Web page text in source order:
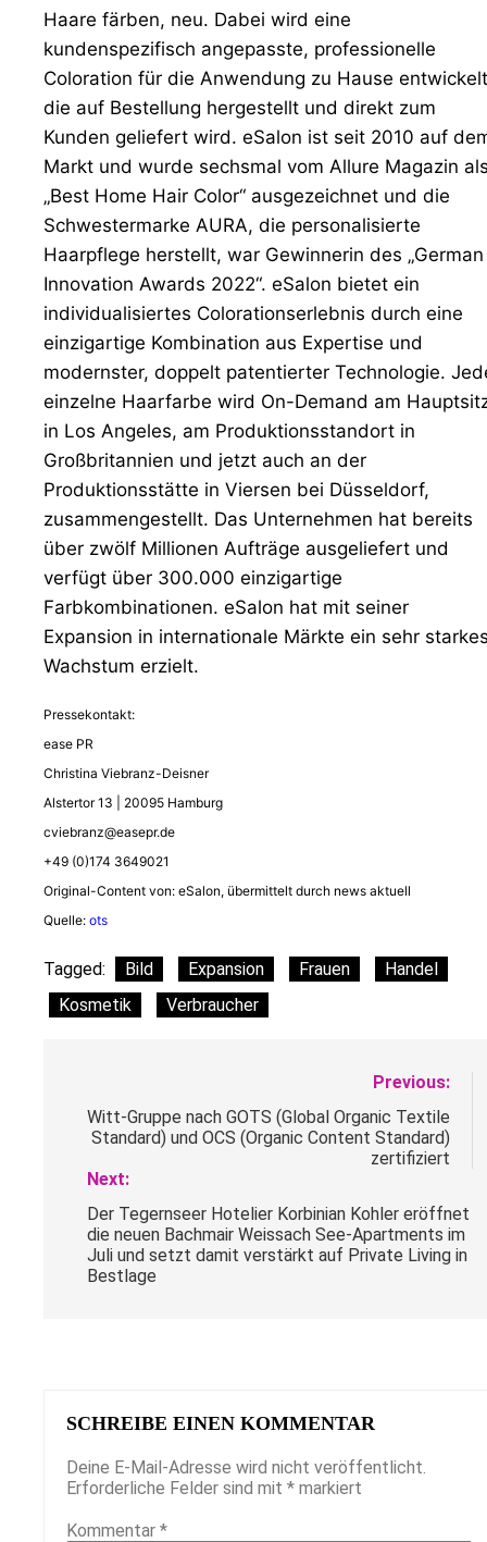
Haare färben, neu. Dabei wird eine
kundenspezifisch angepasste, professionelle
Coloration für die Anwendung zu Hause
die auf Bestellung hergestellt und direkt zum
Kunden geliefert wird. eSalon ist seit 2010 auf
Markt und wurde sechsmal vom Allure Magazin
„Best Home Hair Color“ ausgezeichnet und die
Schwestermarke AURA, die personalisierte
Haarpflege herstellt, war Gewinnerin des „German
Innovation Awards 2022“. eSalon bietet ein
individualisiertes Colorationserlebnis durch eine
einzigartige Kombination aus Expertise und
modernster, doppelt patentierter Technologie.
einzelne Haarfarbe wird On-Demand am
in Los Angeles, am Produktionsstandort in
Großbritannien und jetzt auch an der
Produktionsstätte in Viersen bei Düsseldorf,
zusammengestellt. Das Unternehmen hat bereits
über zwölf Millionen Aufträge ausgeliefert und
verfügt über 300.000 einzigartige
Farbkombinationen. eSalon hat mit seiner
Expansion in internationale Märkte ein sehr
Wachstum erzielt.
Pressekontakt:
ease PR
Christina Viebranz-Deisner
Alstertor 13 | 20095 Hamburg
cviebranz@easepr.de
+49 (0)174 3649021
Original-Content von: eSalon, übermittelt durch news aktuell
Quelle: ots
Tagged: Bild Expansion Frauen
Handel
Kosmetik
Verbraucher
Previous:
Witt-Gruppe nach GOTS (Global Organic Textile
Standard) und OCS (Organic Content Standard)
zertifiziert
Next:
Der Tegernseer Hotelier Korbinian Kohler eröffnet
die neuen Bachmair Weissach See-Apartments im
Juli und setzt damit verstärkt auf Private Living in
Bestlage
SCHREIBE EINEN KOMMENTAR
Deine E-Mail-Adresse wird nicht veröffentlicht.
Erforderliche Felder sind mit * markiert
Kommentar *